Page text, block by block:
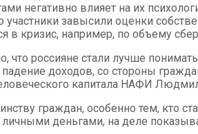
негативно влияет на их
участники завысили оценки
в кризис, например, по объему
что россияне стали лучше
доходов, со стороны
капитала НАФИ
граждан, особенно тем, кто
деньгами, на деле